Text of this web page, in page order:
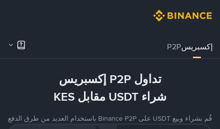
إكسبريسP2P
تداول P2P إكسبريس
شراء USDT مقابل KES
قُم بشراء وبيع USDT على Binance P2P باستخدام العديد من طرق الدفع